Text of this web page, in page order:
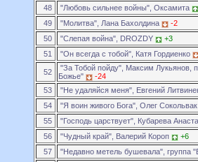
48
"Любовь сильнее войны", Оксамита
49
"Молитва", Лана Бахолдина
-2
50
"Слепая война", DROZDY
+3
51
"Он всегда с тобой", Катя Гордиенко
52
"За Тобой пойду", Максим Лукьянов,
Божье"
-24
53
"Не удаляйся меня", Евгений
54
"Я воин живого Бога", Олег
55
"Господь царствует", Кубарева
56
"Чудный край", Валерий Короп
+6
57
"Недавно метель бушевала", группа